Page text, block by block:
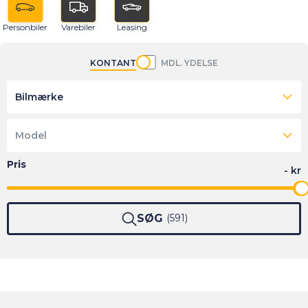
Personbiler Varebiler Leasing
KONTANT MDL. YDELSE
Bilmærke
Model
SØG 591